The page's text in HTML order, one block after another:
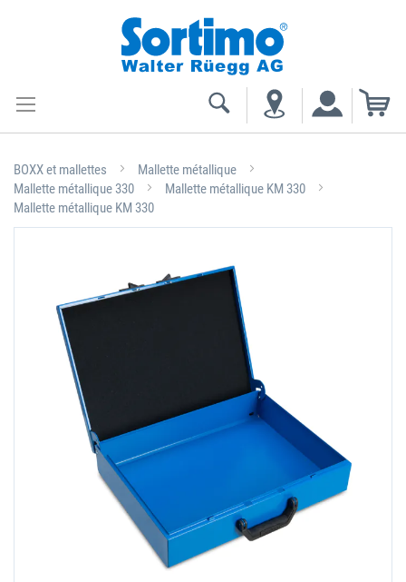
BOXX et mallettes
Mallette métallique
Mallette métallique 330
Mallette métallique KM 330
Mallette métallique KM 330